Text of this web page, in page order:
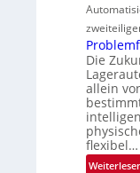
Die
allein
flexibel…